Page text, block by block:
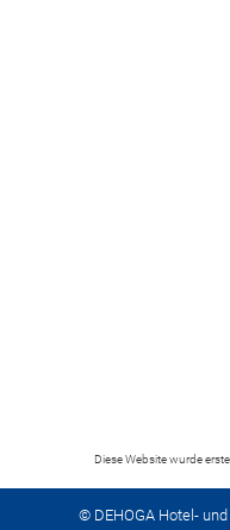
Diese Website wurde
© DEHOGA Hotel-